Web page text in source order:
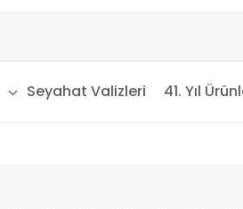
Seyahat Valizleri 41. Yıl